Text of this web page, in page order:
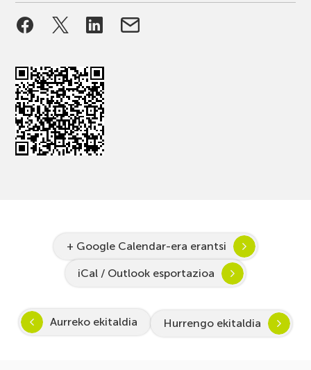
+ Google Calendar-era erantsi
iCal / Outlook esportazioa
Aurreko ekitaldia Hurrengo ekitaldia